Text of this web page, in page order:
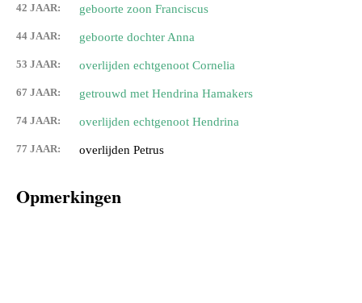
42 JAAR: geboorte zoon Franciscus
44 JAAR: geboorte dochter Anna
53 JAAR: overlijden echtgenoot Cornelia
67 JAAR: getrouwd met Hendrina Hamakers
74 JAAR: overlijden echtgenoot Hendrina
77 JAAR: overlijden Petrus
Opmerkingen